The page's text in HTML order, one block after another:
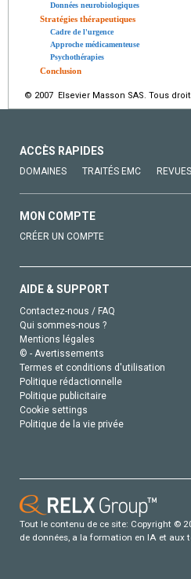
Données neurobiologiques
Stratégies thérapeutiques
Cadre de l'urgence
Approche médicamenteuse
Psychothérapies
Conclusion
© 2007 Elsevier Masson SAS. Tous
ACCÈS RAPIDES
DOMAINES TRAITÉS EMC REVUES
MON COMPTE
CRÉER UN COMPTE
AIDE & SUPPORT
Contactez-nous / FAQ
Qui sommes-nous ?
Mentions légales
© - Avertissements
Termes et conditions d'utilisation
Politique rédactionnelle
Politique publicitaire
Cookie settings
Politique de la vie privée
Tout le contenu de ce site: Copyright ©
de données, a la formation en IA et aux